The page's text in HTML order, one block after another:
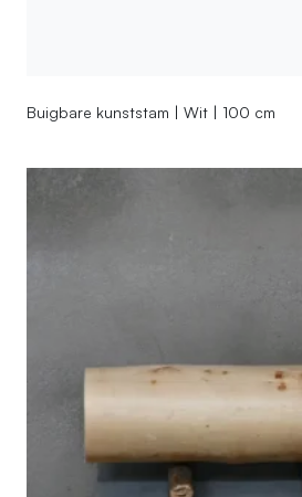
Buigbare kunststam | Wit | 100 cm